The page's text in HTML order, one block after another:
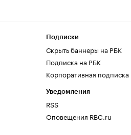
Подписки
Скрыть баннеры на РБК
Подписка на РБК
Корпоративная подписка
Уведомления
RSS
Оповещения RBC.ru